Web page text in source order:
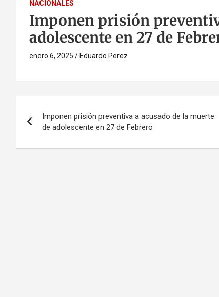
NACIONALES
Imponen prisión
adolescente en 27 de
enero 6, 2025 Eduardo Perez
de
entradas
Imponen prisión preventiva a acusado de la muerte
de adolescente en 27 de Febrero